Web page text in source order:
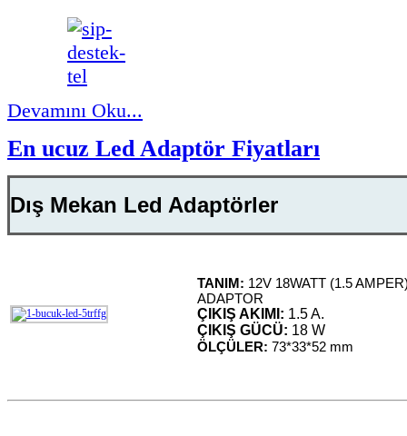
Devamını Oku...
En ucuz Led Adaptör Fiyatları
Dış Mekan Led Adaptörler
TANIM: 12V 18WATT (1.5
ADAPTOR
ÇIKIŞ AKIMI: 1.5 A.
ÇIKIŞ GÜCÜ: 18 W
ÖLÇÜLER: 73*33*52 mm